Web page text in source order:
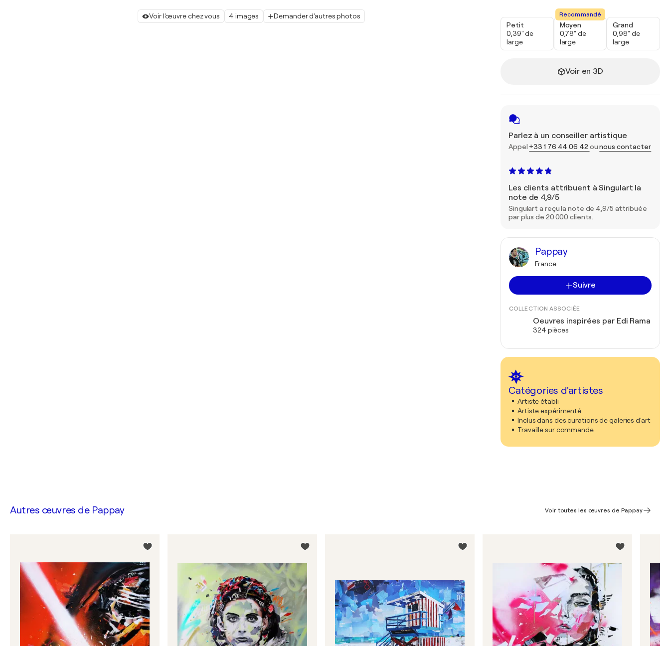
Voir l'œuvre chez vous 4 images Demander d'autres photos
Petit
0,39" de
large
Recommandé
Moyen
0,78" de
large
Grand
0,98" de
large
Voir en 3D
Parlez à un conseiller artistique
Appel +33 1 76 44 06 42 ounous contacter
Les clients attribuent à Singulart la
note de 4,9/5
Singulart a reçu la note de 4,9/5 attribuée
par plus de 20 000 clients.
Pappay
France
Suivre
COLLECTION ASSOCIÉE
Oeuvres inspirées par Edi Rama
324 pièces
Catégories d'artistes
Artiste établi
Artiste expérimenté
Inclus dans des curations de galeries d'art
Travaille sur commande
Autres œuvres de Pappay Voir toutes les œuvres de Pappay